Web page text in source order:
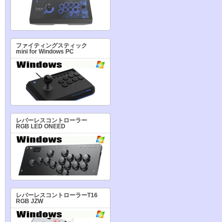
ファイティングスティック
mini for Windows PC
レバーレスコントローラー
RGB LED ONEED
レバーレスコントローラーT16
RGB JZW